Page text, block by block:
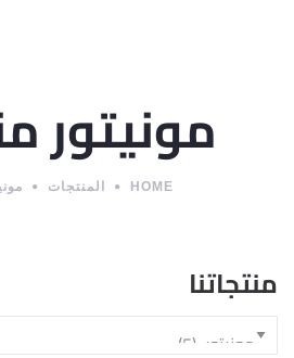
مونيتور
HOME المنتجات
منتجاتنا